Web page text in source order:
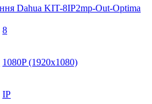
Dahua KIT-8IP2mp-Out-Optima
8
1080P (1920x1080)
IP